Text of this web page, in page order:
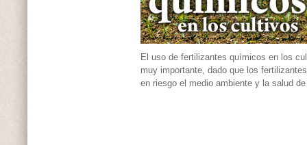
El uso de fertilizantes químicos en los
muy importante, dado que los
en riesgo el medio ambiente y la salud